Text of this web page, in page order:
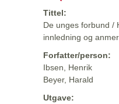
Tittel:
De unges forbund /
innledning og
Forfatter/person:
Ibsen, Henrik
Beyer, Harald
Utgave: